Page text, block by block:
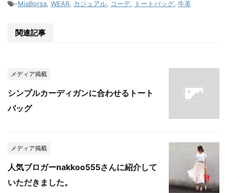
-MiaBorsa, WEAR, カジュアル, コーデ, トートバッグ, 牛革
関連記事
メディア掲載
シンプルカーディガンに合わせるトート
バッグ
メディア掲載
人気ブロガーnakkoo555さんに紹介して
いただきました。